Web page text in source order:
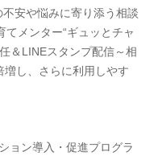
安や悩みに寄り添う相談
てメンター“ギュッとチャ
＆LINEスタンプ配信～相
し、さらに利用しやす
ョン導入・促進プログラ